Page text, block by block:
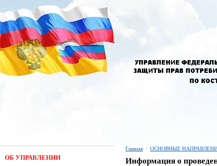
ОБ УПРАВЛЕНИИ
Главная / ОСНОВНЫЕ
Информация о